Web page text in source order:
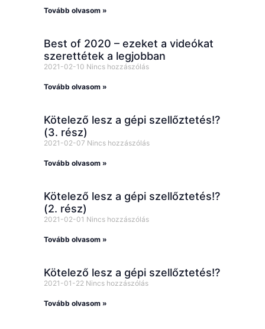
Tovább olvasom »
Best of 2020 – ezeket a videókat
szerettétek a legjobban
2021-02-10 Nincs hozzászólás
Tovább olvasom »
Kötelező lesz a gépi szellőztetés!?
(3. rész)
2021-02-07 Nincs hozzászólás
Tovább olvasom »
Kötelező lesz a gépi szellőztetés!?
(2. rész)
2021-02-01 Nincs hozzászólás
Tovább olvasom »
Kötelező lesz a gépi szellőztetés!?
2021-01-22 Nincs hozzászólás
Tovább olvasom »